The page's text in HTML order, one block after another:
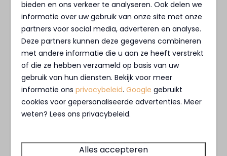
Vanuit de woonkamer stap je zo het hardhouten
terras op, grenzend aan een groen gazon. Met
een eettafel voor 4 personen en een parasol is
dit de plek voor lange zomeravonden of een
rustig ontbijtje buiten. De villa is rookvrij, voorzien
van wifi, een inpandige berging en een eigen
parkeerplaats.
MarinaPark Bad Nederrijn ligt direct aan de
bieden en ons verkeer te analyseren. Ook delen we
informatie over uw gebruik van onze site met onze
partners voor social media, adverteren en analyse.
Deze partners kunnen deze gegevens combineren
met andere informatie die u aan ze heeft verstrekt
of die ze hebben verzameld op basis van uw
gebruik van hun diensten. Bekijk voor meer
informatie onsprivacybeleid.Google gebruikt
cookies voor gepersonaliseerde advertenties. Meer
weten? Lees ons privacybeleid.
Alles accepteren